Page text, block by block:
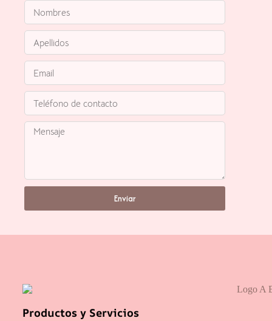
Enviar
Productos y Servicios